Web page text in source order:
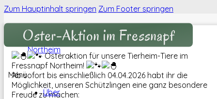
Zum Hauptinhalt springen Zum Footer springen
Menü
Über
Oster-Aktion im Fressnapf
Osteraktion für unsere Tierheim-Tiere im
Fressnapf Northeim!
Ab sofort bis einschließlich 04.04.2026 habt ihr die
Möglichkeit, unseren Schützlingen eine ganz besondere
Freude zu machen: